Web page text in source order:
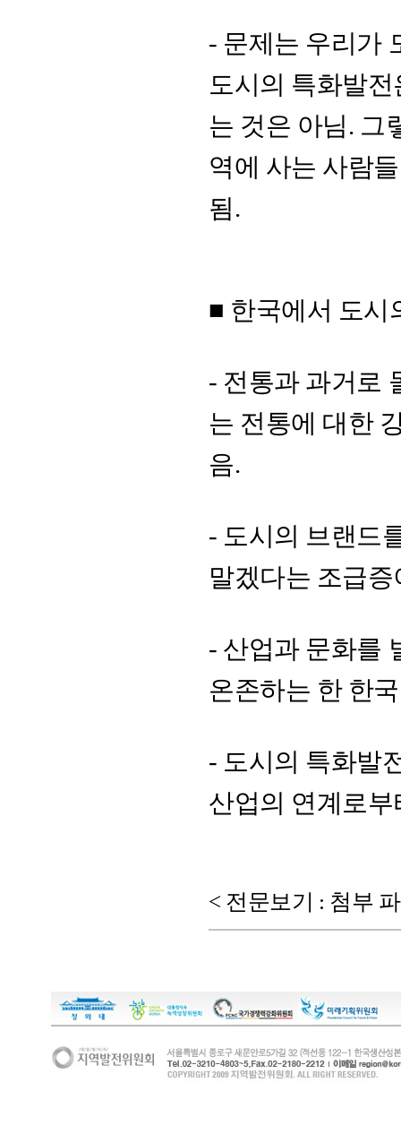
- 문제는 우리가
도시의 특화발
는 것은 아님. 그
역에 사는 사람
됨.
■ 한국에서 도시
- 전통과 과거로
는 전통에 대한
음.
- 도시의 브랜드
말겠다는 조급
- 산업과 문화를
온존하는 한 한
- 도시의 특화발
산업의 연계로
< 전문보기 : 첨부